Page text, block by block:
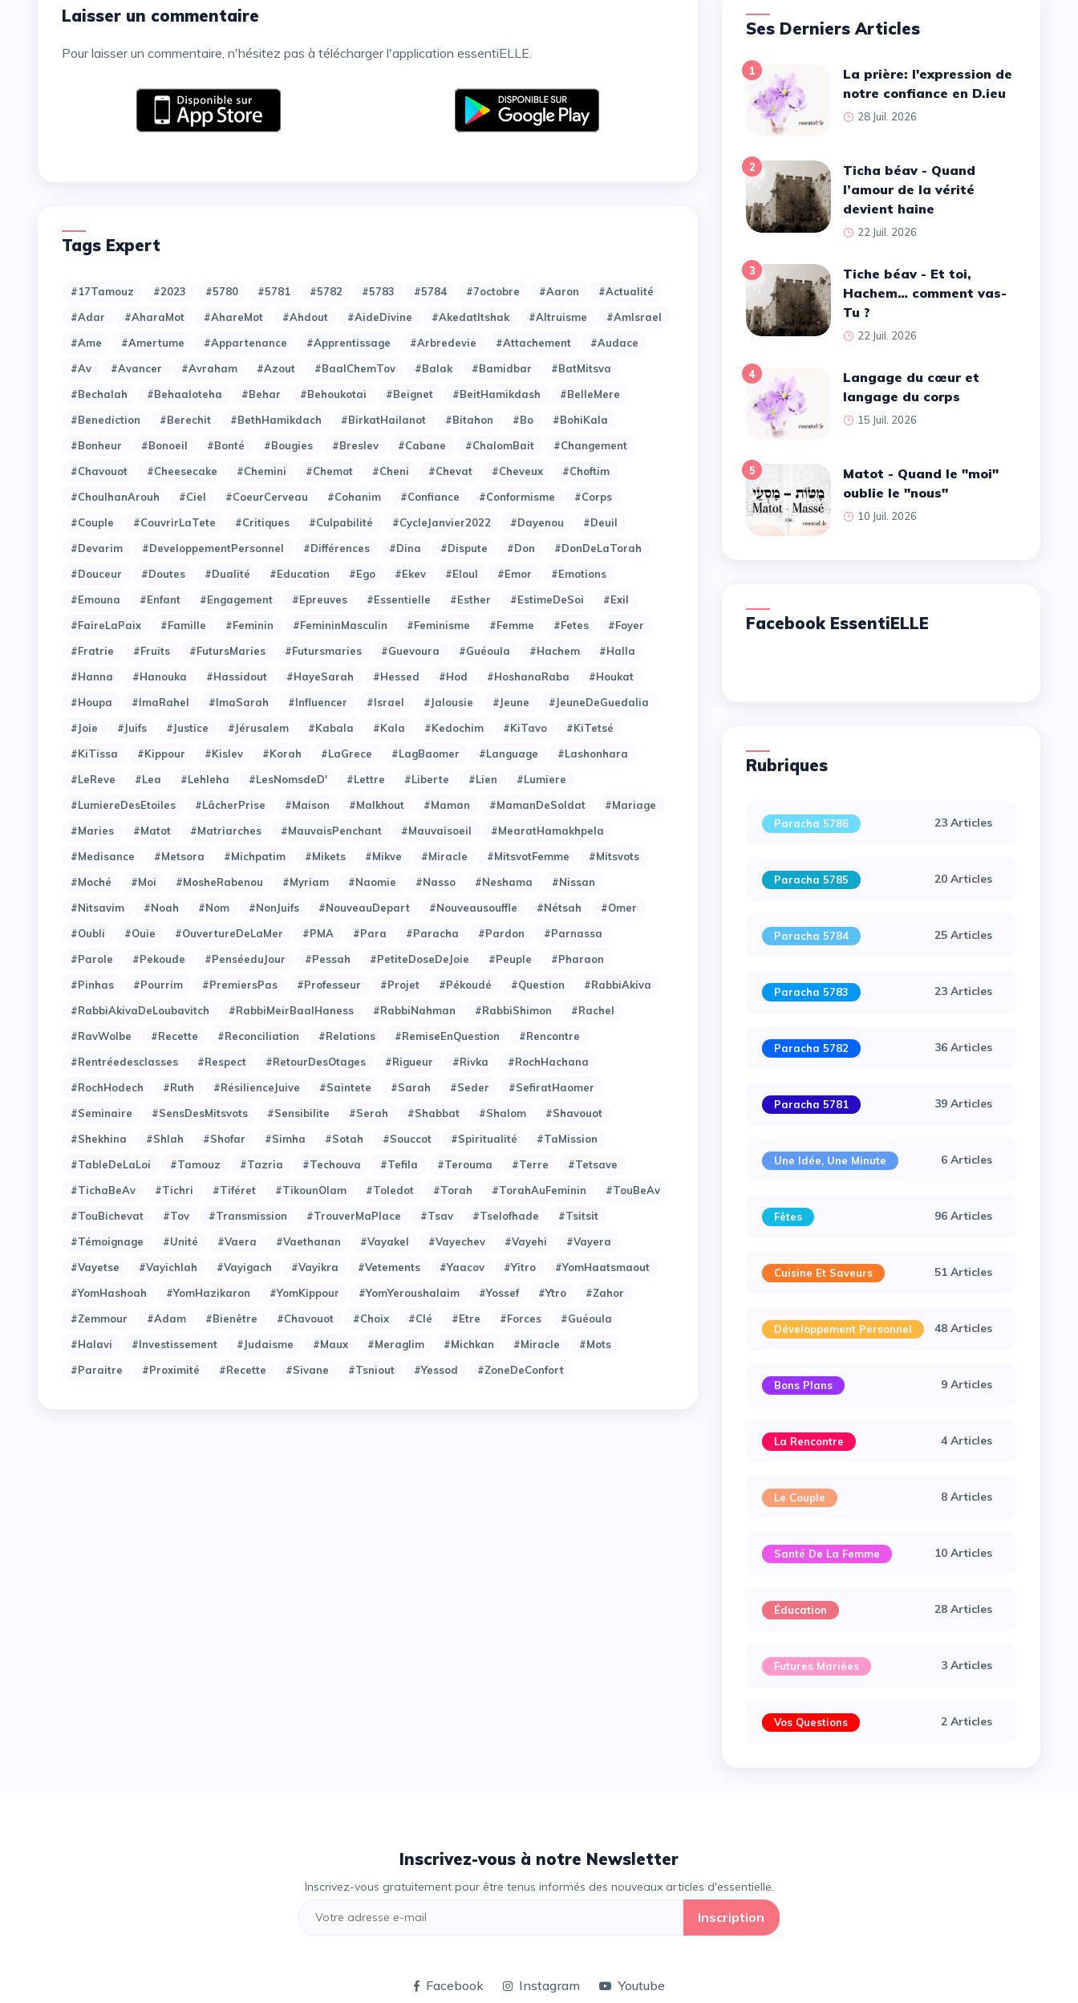
Laisser un commentaire
Pour laisser un commentaire, n'hésitez pas à télécharger l'application essentiELLE.
Tags Expert
#17Tamouz #2023 #5780 #5781 #5782 #5783 #5784 #7octobre #Aaron
#Actualité
#Adar
#AharaMot #AhareMot #Ahdout #AideDivine #AkedatItshak #Altruisme
#AmIsrael
#Ame
#Amertume #Appartenance #Apprentissage #Arbredevie #Attachement
#Audace
#Av
#Avancer #Avraham #Azout #BaalChemTov #Balak #Bamidbar
#BatMitsva
#Bechalah
#Behaaloteha #Behar #Behoukotai #Beignet #BeitHamikdash
#BelleMere
#Benediction
#Berechit #BethHamikdach #BirkatHailanot #Bitahon #Bo
#BohiKala
#Bonheur
#Bonoeil #Bonté #Bougies #Breslev #Cabane #ChalomBait
#Changement
#Chavouot
#Cheesecake #Chemini #Chemot #Cheni #Chevat #Cheveux
#Choftim
#ChoulhanArouh
#Ciel #CoeurCerveau #Cohanim #Confiance #Conformisme
#Corps
#Couple
#CouvrirLaTete #Critiques #Culpabilité #CycleJanvier2022 #Dayenou
#Deuil
#Devarim
#DeveloppementPersonnel #Différences #Dina #Dispute #Don
#DonDeLaTorah
#Douceur
#Doutes #Dualité #Education #Ego #Ekev #Eloul #Emor
#Emotions
#Emouna
#Enfant #Engagement #Epreuves #Essentielle #Esther #EstimeDeSoi
#Exil
#FaireLaPaix
#Famille #Feminin #FemininMasculin #Feminisme #Femme #Fetes
#Foyer
#Fratrie
#Fruits #FutursMaries #Futursmaries #Guevoura #Guéoula #Hachem
#Halla
#Hanna
#Hanouka #Hassidout #HayeSarah #Hessed #Hod #HoshanaRaba
#Houkat
#Houpa
#ImaRahel #ImaSarah #Influencer #Israel #Jalousie #Jeune
#JeuneDeGuedalia
#Joie
#Juifs #Justice #Jérusalem #Kabala #Kala #Kedochim #KiTavo
#KiTetsé
#KiTissa
#Kippour #Kislev #Korah #LaGrece #LagBaomer #Language
#Lashonhara
#LeReve
#Lea #Lehleha #LesNomsdeD' #Lettre #Liberte #Lien
#Lumiere
#LumiereDesEtoiles
#LâcherPrise #Maison #Malkhout #Maman #MamanDeSoldat
#Mariage
#Maries
#Matot #Matriarches #MauvaisPenchant #Mauvaisoeil
#MearatHamakhpela
#Medisance
#Metsora #Michpatim #Mikets #Mikve #Miracle #MitsvotFemme
#Mitsvots
#Moché
#Moi #MosheRabenou #Myriam #Naomie #Nasso #Neshama
#Nissan
#Nitsavim
#Noah #Nom #NonJuifs #NouveauDepart #Nouveausouffle #Nétsah
#Omer
#Oubli
#Ouie #OuvertureDeLaMer #PMA #Para #Paracha #Pardon
#Parnassa
#Parole
#Pekoude #PenséeduJour #Pessah #PetiteDoseDeJoie #Peuple
#Pharaon
#Pinhas
#Pourrim #PremiersPas #Professeur #Projet #Pékoudé #Question
#RabbiAkiva
#RabbiAkivaDeLoubavitch
#RabbiMeirBaalHaness #RabbiNahman #RabbiShimon
#Rachel
#RavWolbe
#Recette #Reconciliation #Relations #RemiseEnQuestion
#Rencontre
#Rentréedesclasses
#Respect #RetourDesOtages #Rigueur #Rivka
#RochHachana
#RochHodech
#Ruth #RésilienceJuive #Saintete #Sarah #Seder
#SefiratHaomer
#Seminaire
#SensDesMitsvots #Sensibilite #Serah #Shabbat #Shalom
#Shavouot
#Shekhina
#Shlah #Shofar #Simha #Sotah #Souccot #Spiritualité
#TaMission
#TableDeLaLoi
#Tamouz #Tazria #Techouva #Tefila #Terouma #Terre
#Tetsave
#TichaBeAv
#Tichri #Tiféret #TikounOlam #Toledot #Torah #TorahAuFeminin
#TouBeAv
#TouBichevat
#Tov #Transmission #TrouverMaPlace #Tsav #Tselofhade
#Tsitsit
#Témoignage
#Unité #Vaera #Vaethanan #Vayakel #Vayechev #Vayehi
#Vayera
#Vayetse
#Vayichlah #Vayigach #Vayikra #Vetements #Yaacov #Yitro
#YomHaatsmaout
#YomHashoah
#YomHazikaron #YomKippour #YomYeroushalaim #Yossef #Ytro
#Zahor
#Zemmour
#adam #bienêtre #chavouot #choix #clé #etre #forces
#guéoula
#halavi
#investissement #judaisme #maux #meraglim #michkan #miracle
#mots
#paraitre
#proximité #recette #sivane #tsniout #yessod #zoneDeConfort
Ses Derniers Articles
1
La prière: l'expression de
notre confiance en D.ieu
28 Juil. 2026
2
Ticha béav - Quand
l’amour de la vérité
devient haine
22 Juil. 2026
3
Tiche béav - Et toi,
Hachem… comment vas-
Tu ?
22 Juil. 2026
4
Langage du cœur et
langage du corps
15 Juil. 2026
5
Matot - Quand le ''moi''
oublie le ''nous''
10 Juil. 2026
Facebook EssentiELLE
Rubriques
Paracha 5786 23 Articles
Paracha 5785 20 Articles
Paracha 5784 25 Articles
Paracha 5783 23 Articles
Paracha 5782 36 Articles
Paracha 5781 39 Articles
Une Idée, Une Minute 6 Articles
Fêtes 96 Articles
Cuisine Et Saveurs 51 Articles
Développement Personnel 48 Articles
Bons Plans 9 Articles
La Rencontre 4 Articles
Le Couple 8 Articles
Santé De La Femme 10 Articles
Éducation 28 Articles
Futures Mariées 3 Articles
Vos Questions 2 Articles
Inscrivez-vous à notre Newsletter
Inscrivez-vous gratuitement pour être tenus informés des nouveaux articles d'essentielle.
Inscription
Facebook Instagram Youtube